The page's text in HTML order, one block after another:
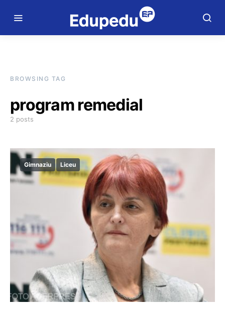
BROWSING TAG
program remedial
2 posts
Gimnaziu Liceu